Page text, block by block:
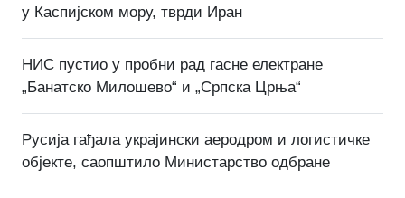
у Каспијском мору, тврди Иран
НИС пустио у пробни рад гасне електране
„Банатско Милошево“ и „Српска Црња“
Русија гађала украјински аеродром и логистичке
објекте, саопштило Министарство одбране